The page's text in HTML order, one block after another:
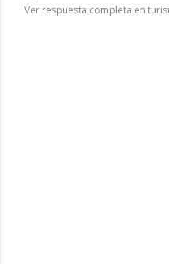
Ver respuesta completa en